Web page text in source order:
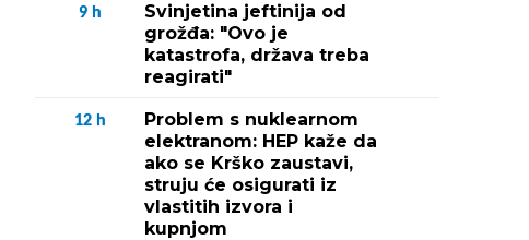
9 h
Svinjetina jeftinija od
grožđa: "Ovo je
katastrofa, država treba
reagirati"
12 h
Problem s nuklearnom
elektranom: HEP kaže da
ako se Krško zaustavi,
struju će osigurati iz
vlastitih izvora i
kupnjom